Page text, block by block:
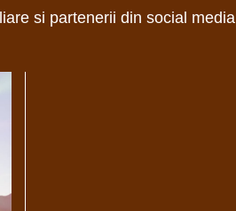
si partenerii din social media